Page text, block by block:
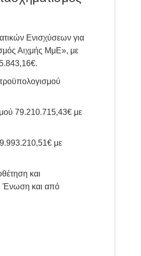
Ενισχύσεων για
Αιχμής ΜμΕ», με
79.210.715,43€ με
με
και
Ένωση και από